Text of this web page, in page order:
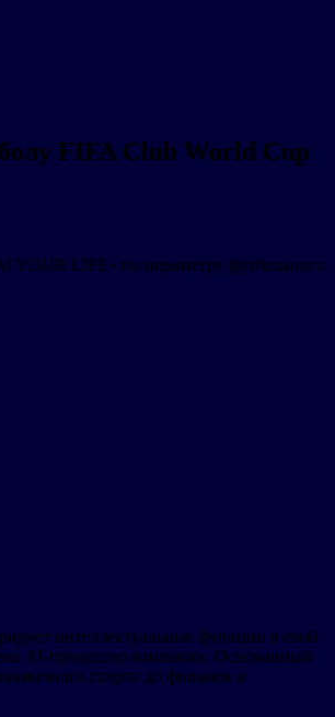
FIFA Club World Cup
YOUR LIFE» по периметру футбольного
интеллектуальные функции в свой
AI-процессор компании. Основанный
спорта до фильмов и